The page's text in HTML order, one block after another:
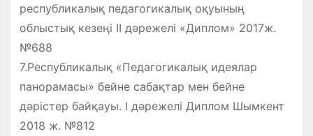
республикалық педагогикалық оқуының
облыстық кезеңі II дәрежелі «Диплом» 2017ж.
№688
7.Республикалық «Педагогикалық идеялар
панорамасы» бейне сабақтар мен бейне
дәрістер байқауы. I дәрежелі Диплом Шымкент
2018 ж. №812